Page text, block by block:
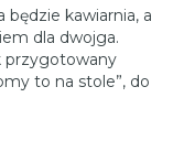
będzie kawiarnia, a
dla dwojga.
przygotowany
to na stole”, do